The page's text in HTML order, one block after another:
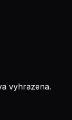
vyhrazena.